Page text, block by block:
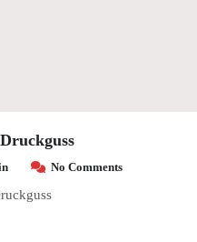
No Comments